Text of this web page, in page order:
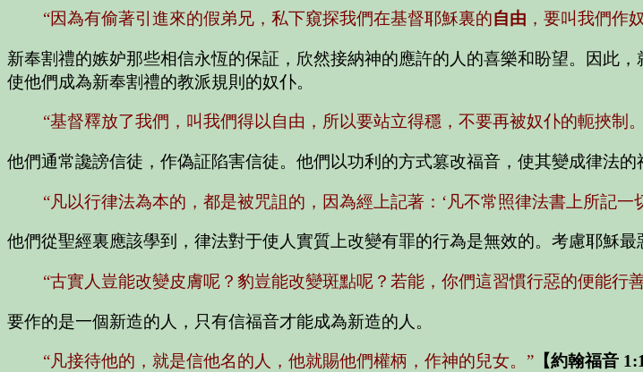
“因為有偷著引進來的假弟兄，私下窺探我們在基督耶穌裏的自由 ，要叫我們作
新奉割禮的嫉妒那些相信永恆的保証，欣然接納神的應許的人的喜樂和盼望。因此
使他們成為新奉割禮的教派規則的奴仆。
“基督釋放了我們，叫我們得以自由，所以要站立得穩，不要再被奴仆的軛挾制
他們通常讒謗信徒，作偽証陷害信徒。他們以功利的方式篡改福音，使其變成律法
“凡以行律法為本的，都是被咒詛的，因為經上記著：‘凡不常照律法書上所記一
他們從聖經裏應該學到，律法對于使人實質上改變有罪的行為是無效的。考慮耶穌
“古實人豈能改變皮膚呢？豹豈能改變斑點呢？若能，你們這習慣行惡的便能行
要作的是一個新造的人，只有信福音才能成為新造的人。
“凡接待他的，就是信他名的人，他就賜他們權柄，作神的兒女。” 【約翰福音